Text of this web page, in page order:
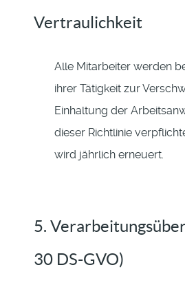
Vertraulichkeit
Alle Mitarbeiter werden
ihrer Tätigkeit zur
Einhaltung der
dieser Richtlinie
wird jährlich erneuert.
5.
30 DS-GVO)